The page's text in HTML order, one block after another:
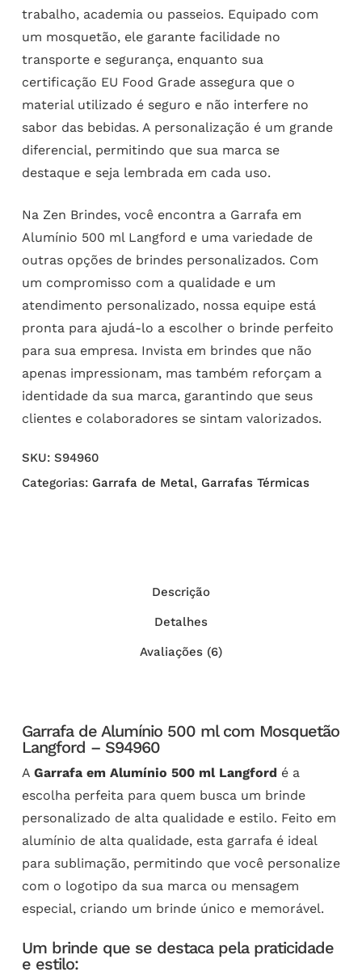
trabalho, academia ou passeios. Equipado com
um mosquetão, ele garante facilidade no
transporte e segurança, enquanto sua
certificação EU Food Grade assegura que o
material utilizado é seguro e não interfere no
sabor das bebidas. A personalização é um grande
diferencial, permitindo que sua marca se
destaque e seja lembrada em cada uso.
Na Zen Brindes, você encontra a Garrafa em
Alumínio 500 ml Langford e uma variedade de
outras opções de brindes personalizados. Com
um compromisso com a qualidade e um
atendimento personalizado, nossa equipe está
pronta para ajudá-lo a escolher o brinde perfeito
para sua empresa. Invista em brindes que não
apenas impressionam, mas também reforçam a
identidade da sua marca, garantindo que seus
clientes e colaboradores se sintam valorizados.
SKU: S94960
Categorias: Garrafa de Metal, Garrafas Térmicas
Descrição
Detalhes
Avaliações (6)
Garrafa de Alumínio 500 ml com Mosquetão
Langford – S94960
A Garrafa em Alumínio 500 ml Langford é a
escolha perfeita para quem busca um brinde
personalizado de alta qualidade e estilo. Feito em
alumínio de alta qualidade, esta garrafa é ideal
para sublimação, permitindo que você personalize
com o logotipo da sua marca ou mensagem
especial, criando um brinde único e memorável.
Um brinde que se destaca pela praticidade
e estilo: